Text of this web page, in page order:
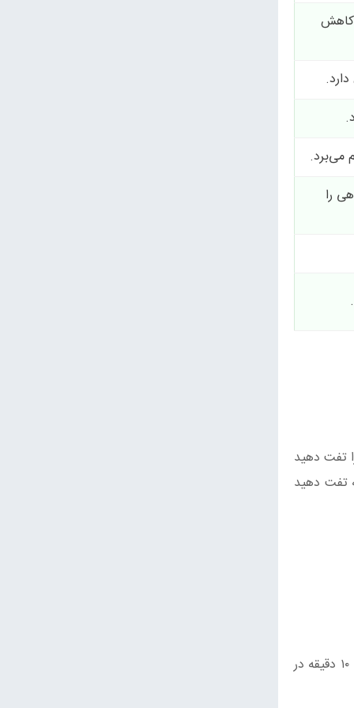
آن را ۱۰ درصد کاهش
می‌برد.
را
را تفت دهید
آب قارچ، روغن زیتون، سیر و سبزیجات معطر را اضافه کرده و فقط ۳۰ ثانیه تفت دهید
فیله‌ها را با دستمال کاغذی مخصوص آشپزخانه کاملاً خشک کنید. نمک و فلفل را روی سطح گوشت بپاشید و اجازه دهید ماهی ۱۰ دقیقه در